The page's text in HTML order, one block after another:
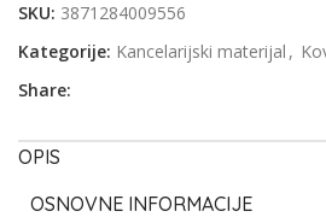
SKU: 3871284009556
Kategorije: Kancelarijski materijal ,
Share:
OPIS
OSNOVNE INFORMACIJE